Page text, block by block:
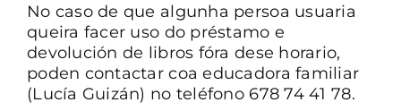
No caso de que algunha persoa usuaria
queira facer uso do préstamo e
devolución de libros fóra dese horario,
poden contactar coa educadora familiar
(Lucía Guizán) no teléfono 678 74 41 78.